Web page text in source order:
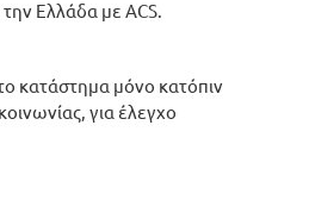
Ελλάδα με ACS.
κατάστημα μόνο κατόπιν
για έλεγχο